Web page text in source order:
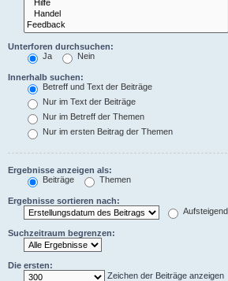
Unterforen durchsuchen:
Ja
Nein
Innerhalb suchen:
Betreff und Text der Beiträge
Nur im Text der Beiträge
Nur im Betreff der Themen
Nur im ersten Beitrag der Themen
Ergebnisse anzeigen als:
Beiträge
Themen
Ergebnisse sortieren nach:
Aufsteigend
Suchzeitraum begrenzen:
Die ersten:
Zeichen der Beiträge anzeigen